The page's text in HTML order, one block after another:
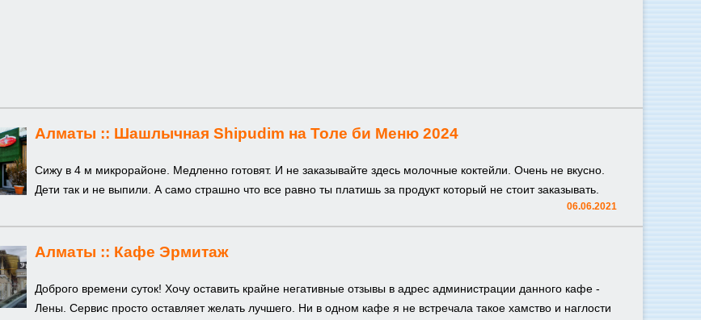
Алматы :: Шашлычная Shipudim на Толе би Меню 2024
Сижу в 4 м микрорайоне. Медленно готовят. И не заказывайте здесь молочные коктейли. Очень не вкусно.
Дети так и не выпили. А само страшно что все равно ты платишь за продукт который не стоит заказывать.
06.06.2021
Алматы :: Кафе Эрмитаж
Доброго времени суток! Хочу оставить крайне негативные отзывы в адрес администрации данного кафе -
Лены. Сервис просто оставляет желать лучшего. Ни в одном кафе я не встречала такое хамство и наглости